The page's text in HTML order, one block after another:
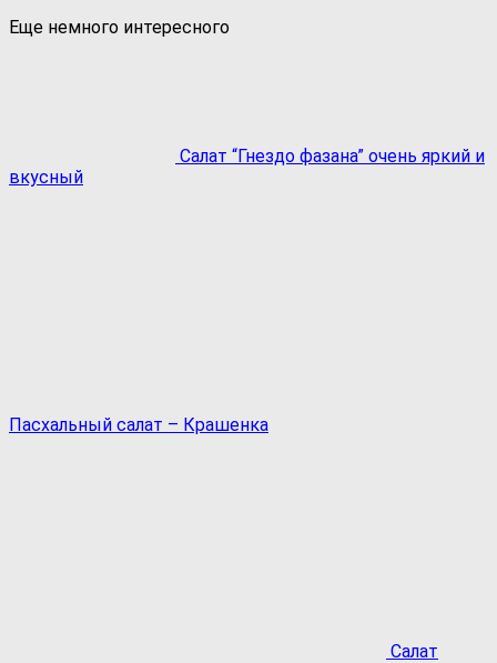
Еще немного интересного
Салат “Гнездо фазана” очень яркий и
вкусный
Пасхальный салат – Крашенка
Салат